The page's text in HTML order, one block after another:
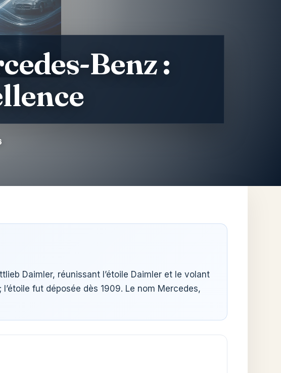
Benz :
Daimler, réunissant l’étoile Daimler et le volant
fut déposée dès 1909. Le nom Mercedes,